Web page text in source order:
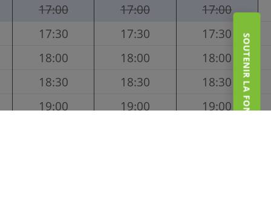
SOUTENIR LA FONDATION
17:00
17:30
18:00
18:30
19:00
17:00
17:30
18:00
18:30
19:00
17:00
17:30
18:00
18:30
19:00